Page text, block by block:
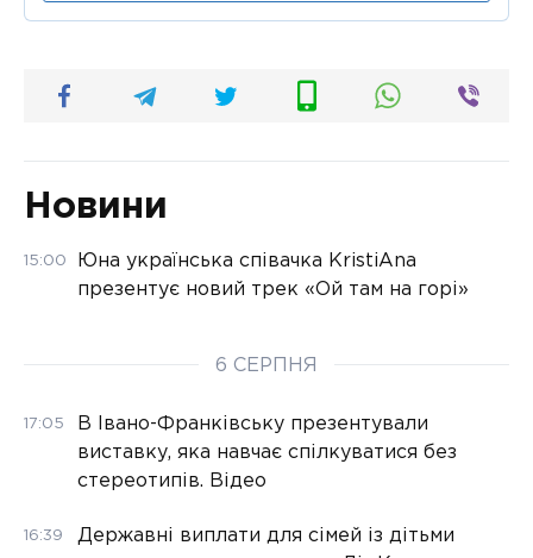
Новини
15:00
Юна українська співачка KristiAna
презентує новий трек «Ой там на горі»
6 СЕРПНЯ
17:05
В Івано-Франківську презентували
виставку, яка навчає спілкуватися без
стереотипів. Відео
16:39
Державні виплати для сімей із дітьми